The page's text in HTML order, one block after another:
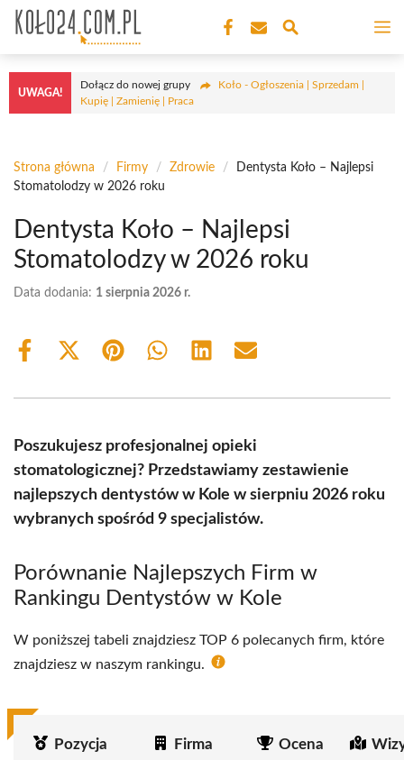
Przejdź
treści
UWAGA!
Dołącz do nowej grupy
Koło - Ogłoszenia | Sprzedam |
Kupię | Zamienię | Praca
Strona główna / Firmy / Zdrowie /
Dentysta Koło – Najlepsi
Stomatolodzy w 2026 roku
Dentysta Koło – Najlepsi
Stomatolodzy w 2026 roku
Data dodania: 1 sierpnia 2026 r.
Share
Share
(Twitter)
Share Share Share Share
Poszukujesz profesjonalnej opieki
stomatologicznej? Przedstawiamy zestawienie
najlepszych dentystów w Kole w sierpniu 2026 roku
wybranych spośród 9 specjalistów.
Porównanie Najlepszych Firm w
Rankingu Dentystów w Kole
W poniższej tabeli znajdziesz TOP 6 polecanych firm, które
znajdziesz w naszym rankingu.
Pozycja Firma Ocena